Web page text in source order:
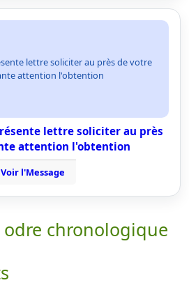
lettre soliciter au près de votre
attention l'obtention
lettre soliciter au près
attention l'obtention
Voir l'Message
odre chronologique